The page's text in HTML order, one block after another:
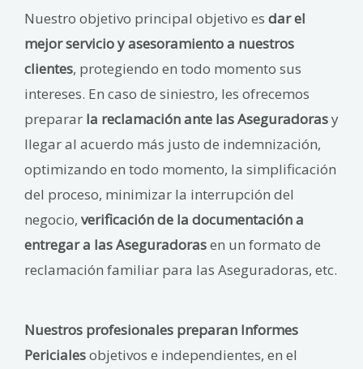
Nuestro objetivo principal objetivo es dar el
mejor servicio y asesoramiento a nuestros
clientes, protegiendo en todo momento sus
intereses. En caso de siniestro, les ofrecemos
preparar la reclamación ante las Aseguradorasy
llegar al acuerdo más justo de indemnización,
optimizando en todo momento, la simplificación
del proceso, minimizar la interrupción del
negocio, verificación de la documentación a
entregar a las Aseguradorasen un formato de
reclamación familiar para las Aseguradoras, etc.
Nuestros profesionales preparan Informes
Pericialesobjetivos e independientes, en el